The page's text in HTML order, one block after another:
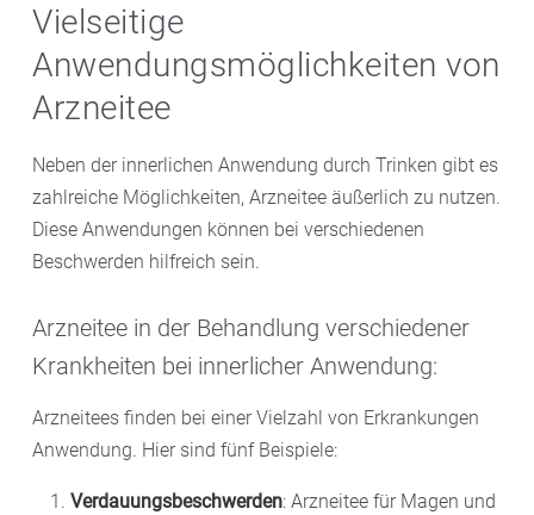
Vielseitige
Anwendungsmöglichkeiten von
Arzneitee
Neben der innerlichen Anwendung durch Trinken gibt es
zahlreiche Möglichkeiten, Arzneitee äußerlich zu nutzen.
Diese Anwendungen können bei verschiedenen
Beschwerden hilfreich sein.
Arzneitee in der Behandlung verschiedener
Krankheiten bei innerlicher Anwendung:
Arzneitees finden bei einer Vielzahl von Erkrankungen
Anwendung. Hier sind fünf Beispiele:
Verdauungsbeschwerden: Arzneitee für Magen und